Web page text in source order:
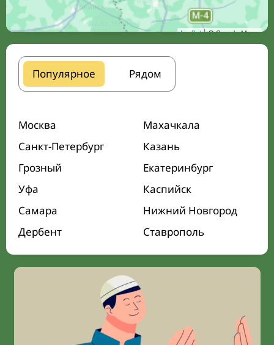
Leaflet| © Google Maps
Популярное Рядом
Москва
Махачкала
Санкт-Петербург
Казань
Грозный
Екатеринбург
Уфа
Каспийск
Самара
Нижний Новгород
Дербент
Ставрополь